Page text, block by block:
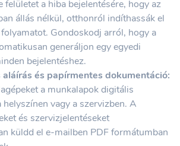
felületet a hiba bejelentésére, hogy az
állás nélkül, otthonról indíthassák el
Gondoskodj arról, hogy a
generáljon egy egyedi
bejelentéshez.
aláírás és papírmentes dokumentáció:
a munkalapok digitális
helyszínen vagy a szervizben. A
és szervizjelentéseket
küldd el e-mailben PDF formátumban